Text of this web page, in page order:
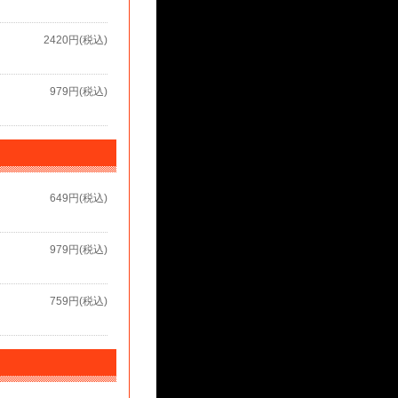
2420円(税込)
979円(税込)
649円(税込)
979円(税込)
759円(税込)